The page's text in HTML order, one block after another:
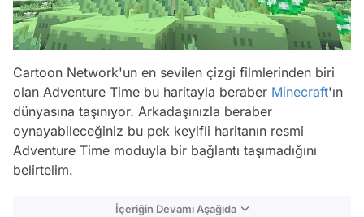
Cartoon Network'un en sevilen çizgi filmlerinden biri
olan Adventure Time bu haritayla beraber Minecraft'ın
dünyasına taşınıyor. Arkadaşınızla beraber
oynayabileceğiniz bu pek keyifli haritanın resmi
Adventure Time moduyla bir bağlantı taşımadığını
belirtelim.
İçeriğin Devamı Aşağıda